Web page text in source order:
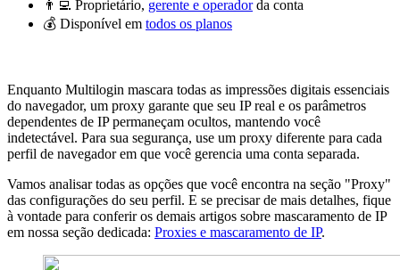
👨‍💻 Proprietário, gerente e operadorda conta
💰 Disponível em todos os planos
Enquanto Multilogin mascara todas as impressões digitais essenciais
do navegador, um proxy garante que seu IP real e os parâmetros
dependentes de IP permaneçam ocultos, mantendo você
indetectável. Para sua segurança, use um proxy diferente para cada
perfil de navegador em que você gerencia uma conta separada.
Vamos analisar todas as opções que você encontra na seção "Proxy"
das configurações do seu perfil. E se precisar de mais detalhes, fique
à vontade para conferir os demais artigos sobre mascaramento de IP
em nossa seção dedicada: Proxies e mascaramento de IP.